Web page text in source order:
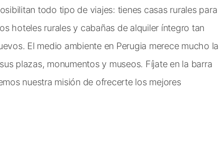
todo tipo de viajes: tienes casas rurales para
hoteles rurales y cabañas de alquiler íntegro tan
El medio ambiente en Perugia merece mucho la
plazas, monumentos y museos. Fíjate en la barra
nuestra misión de ofrecerte los mejores